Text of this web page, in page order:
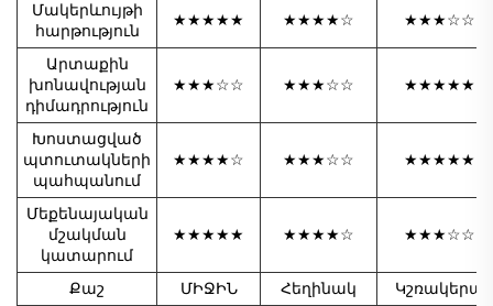
Մակերևույթի
հարթություն
★★★★★ ★★★★☆ ★★★☆☆
Արտաքին
խոնավության
դիմադրություն
★★★☆☆ ★★★☆☆ ★★★★★
Խոստացված
պտուտակների
պահպանում
★★★★☆ ★★★☆☆ ★★★★★
Մեքենայական
մշակման
կատարում
★★★★★ ★★★★☆ ★★★☆☆
Քաշ ՄԻՋԻՆ Հեղինակ
Կշռակերպ